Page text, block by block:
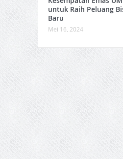
untuk Raih Peluang
Baru
Mei 16, 2024